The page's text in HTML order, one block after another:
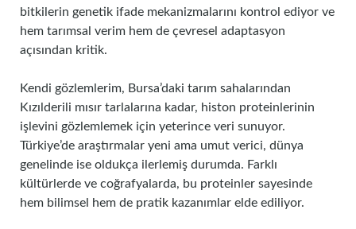
bitkilerin genetik ifade mekanizmalarını kontrol ediyor ve
hem tarımsal verim hem de çevresel adaptasyon
açısından kritik.
Kendi gözlemlerim, Bursa’daki tarım sahalarından
Kızılderili mısır tarlalarına kadar, histon proteinlerinin
işlevini gözlemlemek için yeterince veri sunuyor.
Türkiye’de araştırmalar yeni ama umut verici, dünya
genelinde ise oldukça ilerlemiş durumda. Farklı
kültürlerde ve coğrafyalarda, bu proteinler sayesinde
hem bilimsel hem de pratik kazanımlar elde ediliyor.